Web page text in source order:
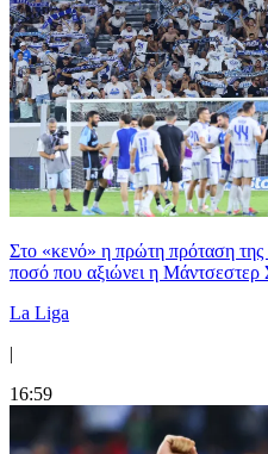
Στο «κενό» η πρώτη πρόταση
ποσό που αξιώνει η Μάντσεστερ
La Liga
|
16:59